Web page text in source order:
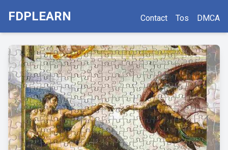
FDPLEARN Contact Tos DMCA